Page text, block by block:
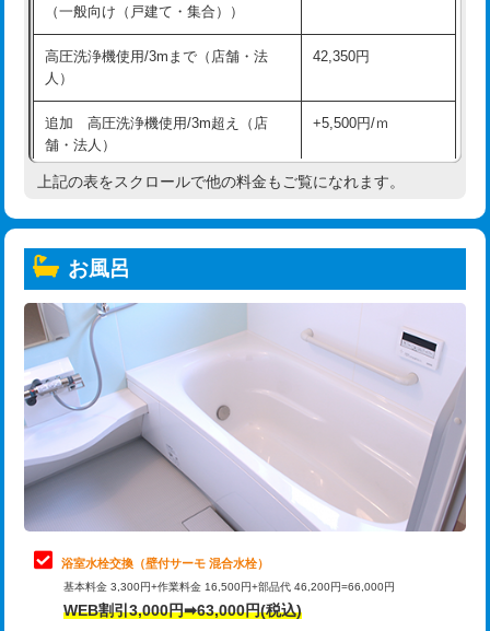
（一般向け（戸建て・集合））
高圧洗浄機使用/3mまで（店舗・法
人）
42,350円
追加 高圧洗浄機使用/3m超え（店
舗・法人）
+5,500円/ｍ
高度高圧洗浄換 現地調査
トーラー機使用/3mまで
追加トーラー機使用/3m超え
カメラ調査 33,000円
桝清掃 8,800円
止水・漏水調査・防水処理・清掃・修
理・調整・分解・加工など（軽作業）
止水・漏水調査・防水処理・清掃・修
理・調整・分解・加工など（中作業）
22,000円
止水・漏水調査・防水処理・清掃・修
理・調整・分解・加工など（重作業）
33,000円
上記の表をスクロールで他の料金もご覧になれます。
お風呂
浴室水栓交換（壁付サーモ 混合水栓）
基本料金 3,300円+作業料金 16,500円+部品代 46,200円=66,000円
WEB割引3,000円➡63,000円(税込)